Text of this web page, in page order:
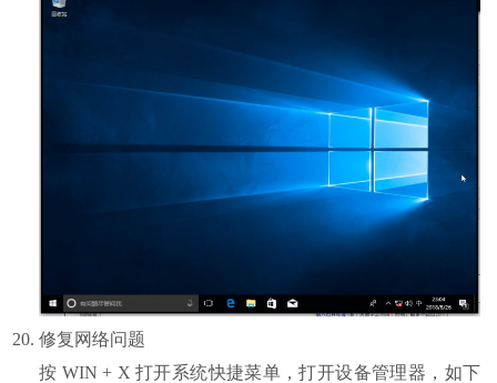
修复网络问题
按 WIN + X 打开系统快捷菜单，打开设备管理器，如下